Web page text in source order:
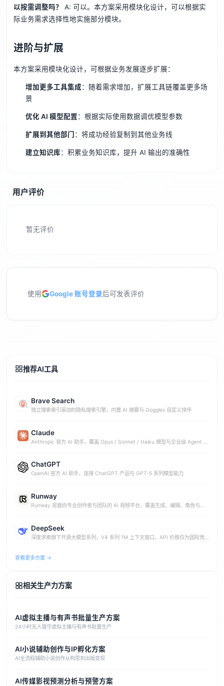
以按需调整吗？
A: 可以。本方案采用模块化设计，可以根据实
际业务需求选择性地实施部分模块。
进阶与扩展
本方案采用模块化设计，可根据业务发展逐步扩展：
增加更多工具集成：随着需求增加，扩展工具链覆盖更多场
景
优化 AI 模型配置：根据实际使用数据调优模型参数
扩展到其他部门 ：将成功经验复制到其他业务线
建立知识库：积累业务知识库，提升 AI 输出的准确性
用户评价
暂无评价
使用 Google 账号登录后可发表评价
推荐AI工具
Brave Search
独立搜索索引驱动的隐私搜索引擎，内置 AI 摘要与 Goggles 自定义排序
Claude
Anthropic 官方 AI 助手，覆盖 Opus / Sonnet / Haiku 模型与企业级 Agent 能
ChatGPT
OpenAI 官方 AI 助手，连接 ChatGPT 产品与 GPT-5 系列模型能力
Runway
Runway 是面向专业创作者与团队的 AI 视频平台，覆盖生成、编辑、角色与世
DeepSeek
深度求索旗下开源大模型系列，V4 系列 1M 上下文窗口，API 价格仅为国际竞
查看更多方案 →
相关生产力方案
AI虚拟主播与有声书批量生产方案
24小时无人值守虚拟主播与有声书批量生产
AI小说辅助创作与IP孵化方案
AI全流程辅助小说创作从构思到出版变现
AI传媒影视预测分析与预警方案